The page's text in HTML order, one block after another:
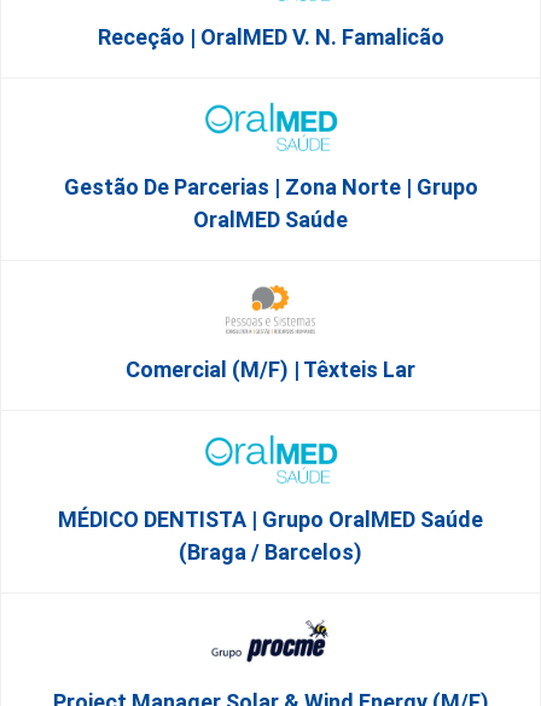
Receção | OralMED V. N. Famalicão
Gestão De Parcerias | Zona Norte | Grupo
OralMED Saúde
Comercial (m/f) | Têxteis Lar
MÉDICO DENTISTA | Grupo OralMED Saúde
(Braga / Barcelos)